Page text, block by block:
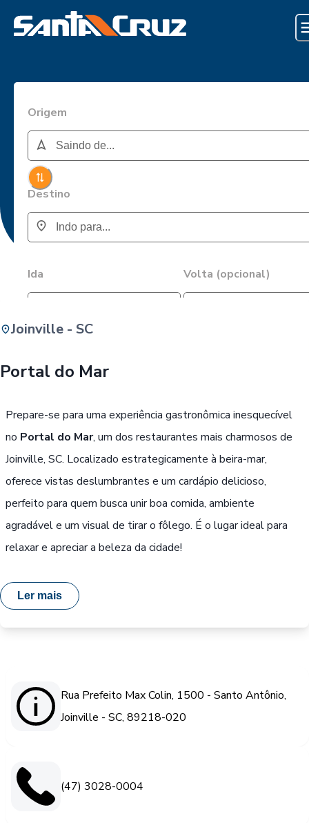
Origem
Destino
Ida Volta (opcional)
Joinville - SC
Portal do Mar
Prepare-se para uma experiência gastronômica inesquecível
no Portal do Mar, um dos restaurantes mais charmosos de
Joinville, SC. Localizado estrategicamente à beira-mar,
oferece vistas deslumbrantes e um cardápio delicioso,
perfeito para quem busca unir boa comida, ambiente
agradável e um visual de tirar o fôlego. É o lugar ideal para
relaxar e apreciar a beleza da cidade!
Ler mais
Rua Prefeito Max Colin, 1500 - Santo Antônio,
Joinville - SC, 89218-020
(47) 3028-0004